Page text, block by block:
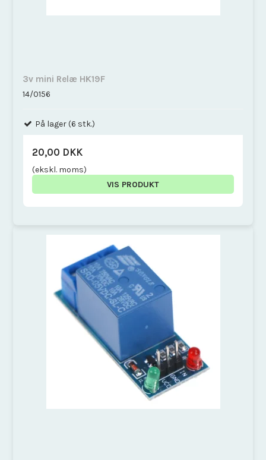
3v mini Relæ HK19F
14/0156
På lager (6 stk.)
20,00 DKK
(ekskl. moms)
VIS PRODUKT